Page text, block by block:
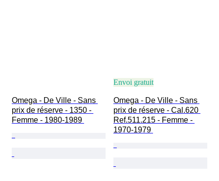
Omega - De Ville - Sans
prix de réserve - 1350 -
Femme - 1980-1989
Envoi gratuit
Omega - De Ville - Sans
prix de réserve - Cal.620
Ref.511.215 - Femme -
1970-1979